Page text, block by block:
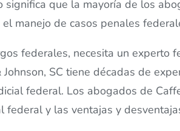
significa que la mayoría de los
el manejo de casos penales
federales, necesita un experto
Johnson, SC tiene décadas de
federal. Los abogados de
federal y las ventajas y